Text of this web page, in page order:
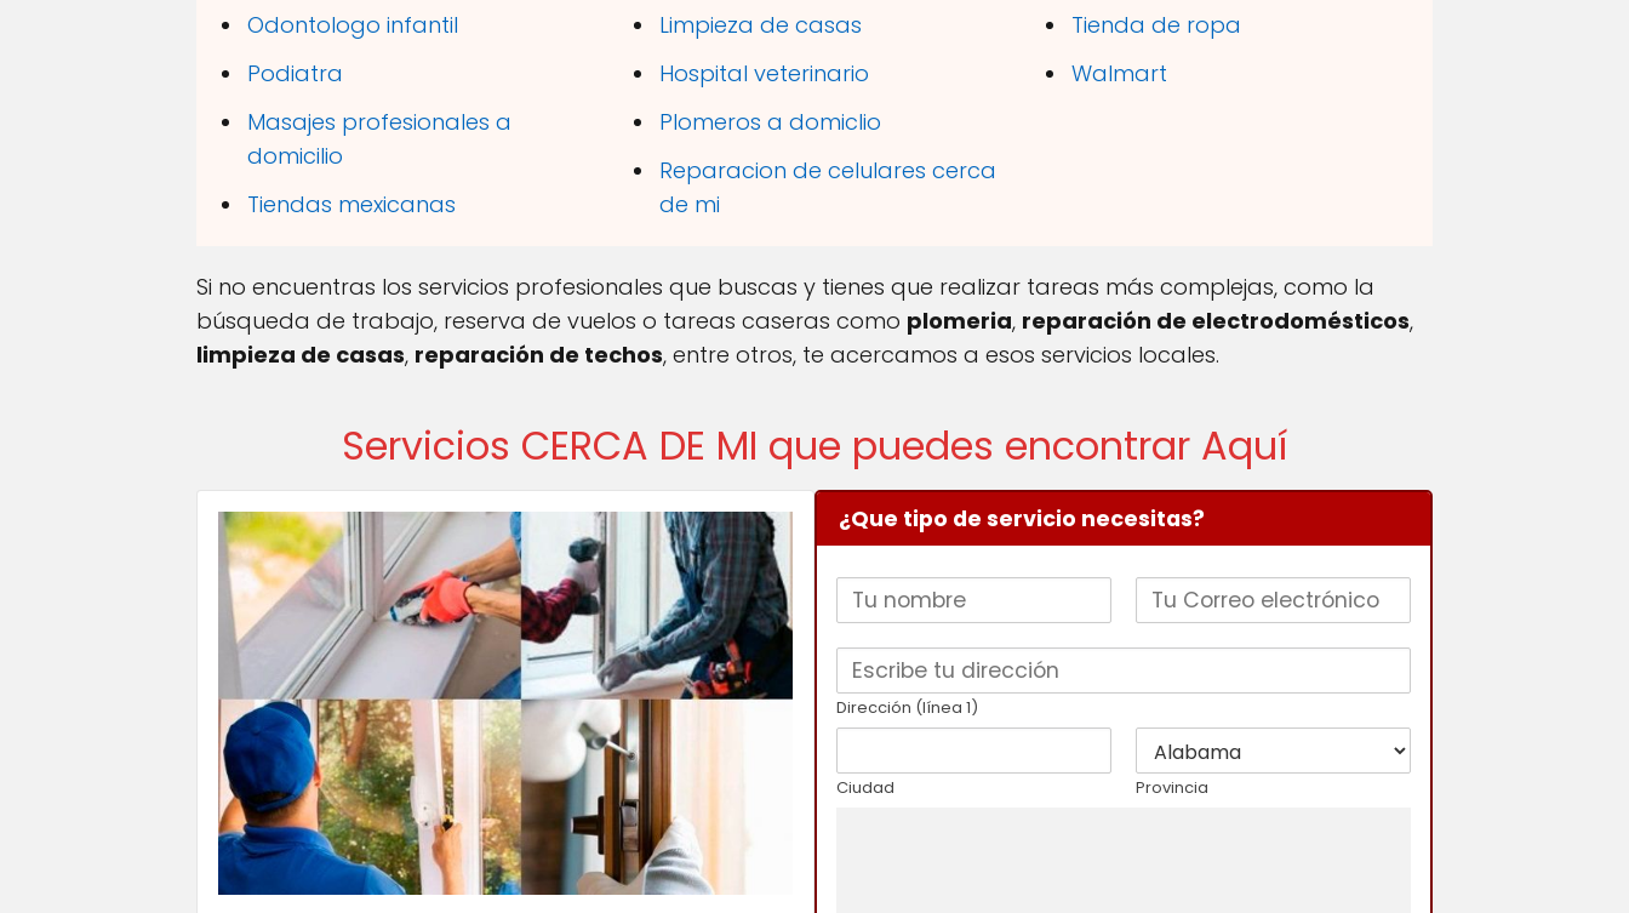
Odontologo infantil
Podiatra
Masajes profesionales a
domicilio
Tiendas mexicanas
Limpieza de casas
Hospital veterinario
Plomeros a domiclio
Reparacion de celulares cerca
de mi
Tienda de ropa
Walmart
Si no encuentras los servicios profesionales que buscas y tienes que realizar tareas más complejas, como la
búsqueda de trabajo, reserva de vuelos o tareas caseras como plomeria, reparación de electrodomésticos,
limpieza de casas, reparación de techos, entre otros, te acercamos a esos servicios locales.
Servicios CERCA DE MI que puedes encontrar Aquí
¿Que tipo de servicio necesitas?
Dirección (línea 1)
Ciudad Provincia